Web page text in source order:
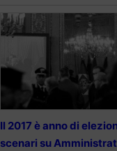
Il 2017 è anno di
scenari su